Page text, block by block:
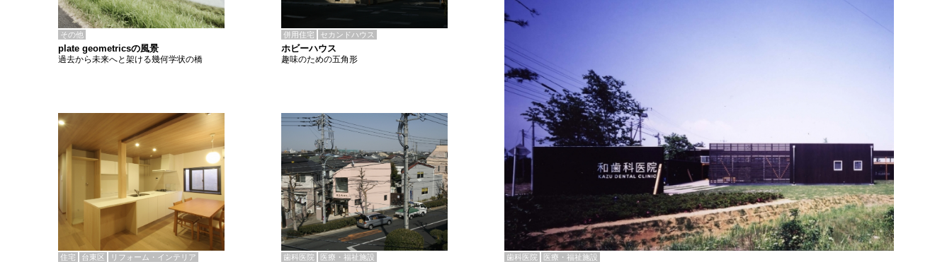
その他
plate geometricsの風景
過去から未来へと架ける幾何学状の橋
併用住宅 セカンドハウス
ホビーハウス
趣味のための五角形
住宅 台東区 リフォーム・インテリア 歯科医院 医療・福祉施設 歯科医院 医療・福祉施設